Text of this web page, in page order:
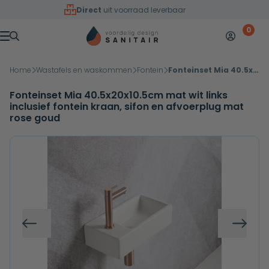
Overslaan naar inhoud
Direct uit voorraad leverbaar
Menu
Mijn 0
Home Wastafels en waskommen Fontein Fonteinset Mia 40.5x20x10.5cm mat wit links inclusief fontein kraan, sifon en afvoerplug mat rose goud
Fonteinset Mia 40.5x20x10.5cm mat wit links
inclusief fontein kraan, sifon en afvoerplug mat
rose goud
Vorige